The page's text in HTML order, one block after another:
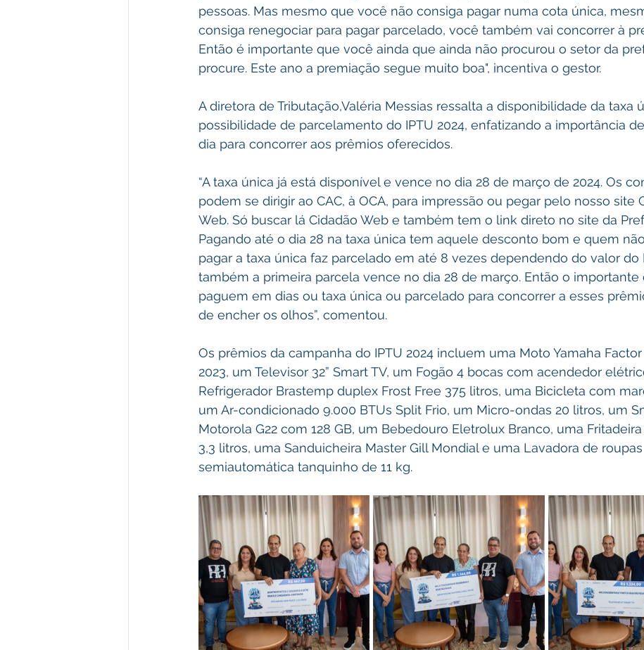
pessoas. Mas mesmo que você não consiga pagar numa cota única,
consiga renegociar para pagar parcelado, você também vai concorrer à
Então é importante que você ainda que ainda não procurou o setor da
procure. Este ano a premiação segue muito boa", incentiva o gestor.
A diretora de Tributação,Valéria Messias ressalta a disponibilidade da taxa
possibilidade de parcelamento do IPTU 2024, enfatizando a importância
dia para concorrer aos prêmios oferecidos.
“A taxa única já está disponível e vence no dia 28 de março de 2024. Os
podem se dirigir ao CAC, à OCA, para impressão ou pegar pelo nosso site
Web. Só buscar lá Cidadão Web e também tem o link direto no site da
Pagando até o dia 28 na taxa única tem aquele desconto bom e quem
pagar a taxa única faz parcelado em até 8 vezes dependendo do valor do
também a primeira parcela vence no dia 28 de março. Então o importante
paguem em dias ou taxa única ou parcelado para concorrer a esses
de encher os olhos”, comentou.
Os prêmios da campanha do IPTU 2024 incluem uma Moto Yamaha Factor
2023, um Televisor 32” Smart TV, um Fogão 4 bocas com acendedor
Refrigerador Brastemp duplex Frost Free 375 litros, uma Bicicleta com
um Ar-condicionado 9.000 BTUs Split Frio, um Micro-ondas 20 litros, um
Motorola G22 com 128 GB, um Bebedouro Eletrolux Branco, uma
3,3 litros, uma Sanduicheira Master Gill Mondial e uma Lavadora de roupas
semiautomática tanquinho de 11 kg.